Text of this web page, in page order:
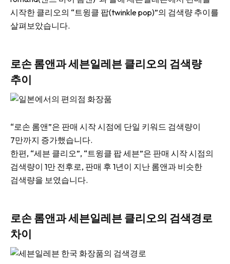
시작한 클리오의 “트윙클 팝(twinkle pop)”의 검색량 추이를
살펴보았습니다.
로손 롬앤과 세븐일레븐 클리오의 검색량
추이
“로손 롬앤”은 판매 시작 시점에 단일 키워드 검색량이
7만까지 증가했습니다.
한편, “세븐 클리오”, “트윙클 팝 세븐”은 판매 시작 시점의
검색량이 1만 전후로, 판매 후 1년이 지난 롬앤과 비슷한
검색량을 보였습니다.
로손 롬앤과 세븐일레븐 클리오의 검색경로
차이